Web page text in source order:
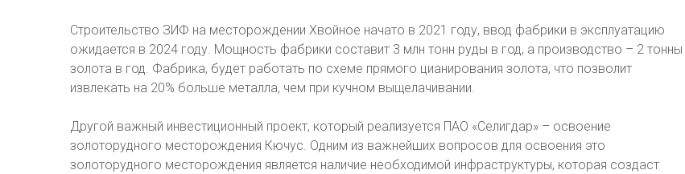
Строительство ЗИФ на месторождении Хвойное начато в 2021 году, ввод фабрики в эксплуатацию
ожидается в 2024 году. Мощность фабрики составит 3 млн тонн руды в год, а производство – 2 тонны
золота в год. Фабрика, будет работать по схеме прямого цианирования золота, что позволит
извлекать на 20% больше металла, чем при кучном выщелачивании.
Другой важный инвестиционный проект, который реализуется ПАО «Селигдар» – освоение
золоторудного месторождения Кючус. Одним из важнейших вопросов для освоения это
золоторудного месторождения является наличие необходимой инфраструктуры, которая создаст